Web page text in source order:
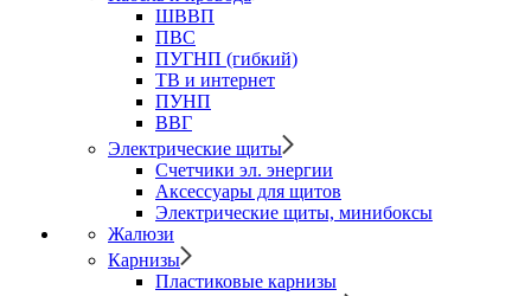
ШВВП
ПВС
ПУГНП (гибкий)
ТВ и интернет
ПУНП
ВВГ
Электрические щиты
Счетчики эл. энергии
Аксессуары для щитов
Электрические щиты, минибоксы
Жалюзи
Карнизы
Пластиковые карнизы